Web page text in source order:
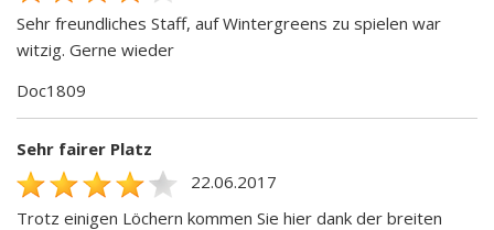
Sehr freundliches Staff, auf Wintergreens zu spielen war
witzig. Gerne wieder
Doc1809
Sehr fairer Platz
22.06.2017
Trotz einigen Löchern kommen Sie hier dank der breiten